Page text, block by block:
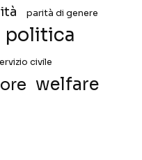
parità di genere
politica
civile
welfare